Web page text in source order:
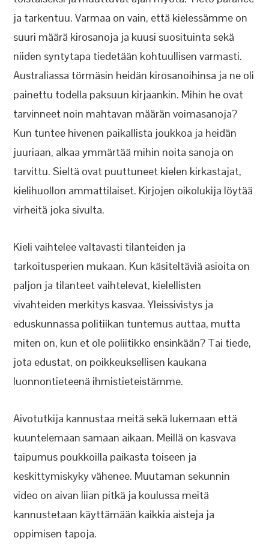
ja tarkentuu. Varmaa on vain, että kielessämme on
suuri määrä kirosanoja ja kuusi suosituinta sekä
niiden syntytapa tiedetään kohtuullisen varmasti.
Australiassa törmäsin heidän kirosanoihinsa ja ne oli
painettu todella paksuun kirjaankin. Mihin he ovat
tarvinneet noin mahtavan määrän voimasanoja?
Kun tuntee hivenen paikallista joukkoa ja heidän
juuriaan, alkaa ymmärtää mihin noita sanoja on
tarvittu. Sieltä ovat puuttuneet kielen kirkastajat,
kielihuollon ammattilaiset. Kirjojen oikolukija löytää
virheitä joka sivulta.
Kieli vaihtelee valtavasti tilanteiden ja
tarkoitusperien mukaan. Kun käsiteltäviä asioita on
paljon ja tilanteet vaihtelevat, kielellisten
vivahteiden merkitys kasvaa. Yleissivistys ja
eduskunnassa politiikan tuntemus auttaa, mutta
miten on, kun et ole poliitikko ensinkään? Tai tiede,
jota edustat, on poikkeuksellisen kaukana
luonnontieteenä ihmistieteistämme.
Aivotutkija kannustaa meitä sekä lukemaan että
kuuntelemaan samaan aikaan. Meillä on kasvava
taipumus poukkoilla paikasta toiseen ja
keskittymiskyky vähenee. Muutaman sekunnin
video on aivan liian pitkä ja koulussa meitä
kannustetaan käyttämään kaikkia aisteja ja
oppimisen tapoja.